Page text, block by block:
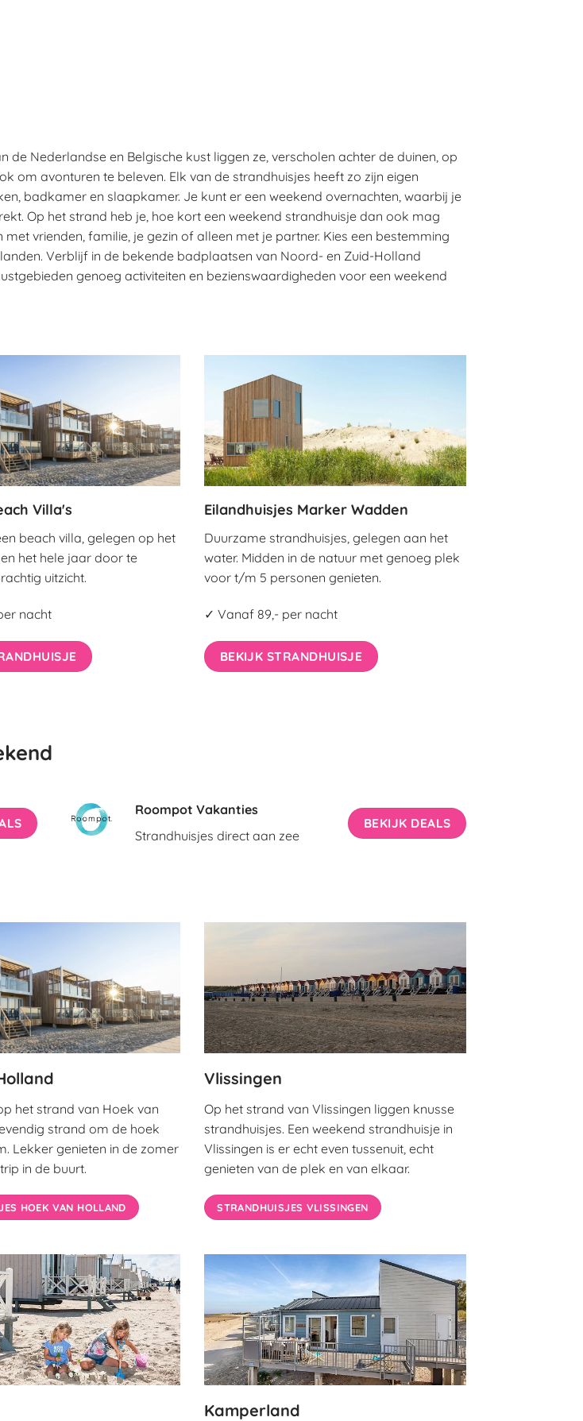
de Nederlandse en Belgische kust liggen ze, verscholen achter de duinen, op
om avonturen te beleven. Elk van de strandhuisjes heeft zo zijn eigen
badkamer en slaapkamer. Je kunt er een weekend overnachten, waarbij je
Op het strand heb je, hoe kort een weekend strandhuisje dan ook mag
vrienden, familie, je gezin of alleen met je partner. Kies een bestemming
Verblijf in de bekende badplaatsen van Noord- en Zuid-Holland
genoeg activiteiten en bezienswaardigheden voor een weekend
Villa's
beach villa, gelegen op het
het hele jaar door te
uitzicht.
nacht
Eilandhuisjes Marker Wadden
Duurzame strandhuisjes, gelegen aan het
water. Midden in de natuur met genoeg plek
voor t/m 5 personen genieten.
✓ Vanaf 89,- per nacht
BEKIJK STRANDHUISJE
Roompot Vakanties
Strandhuisjes direct aan zee
BEKIJK DEALS
het strand van Hoek van
strand om de hoek
Lekker genieten in de zomer
in de buurt.
HOEK VAN HOLLAND
Vlissingen
Op het strand van Vlissingen liggen knusse
strandhuisjes. Een weekend strandhuisje in
Vlissingen is er echt even tussenuit, echt
genieten van de plek en van elkaar.
STRANDHUISJES VLISSINGEN
Kamperland